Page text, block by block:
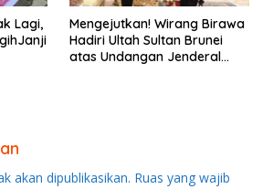
Lagi,
Mengejutkan! Wirang Birawa
Hadiri Ultah Sultan Brunei
atas Undangan Jenderal
akan dipublikasikan. Ruas yang wajib